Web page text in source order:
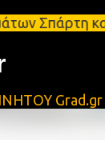
και
Grad.gr